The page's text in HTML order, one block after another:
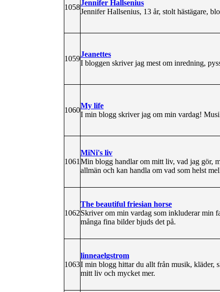
1058
Jennifer Hallsenius
Jennifer Hallsenius, 13 år, stolt hästägare,
1059
Jeanettes
I bloggen skriver jag mest om inredning,
1060
My life
I min blogg skriver jag om min vardag!
1061
MiNi's liv
Min blogg handlar om mitt liv, vad jag gör,
allmän och kan handla om vad som helst
1062
The beautiful friesian horse
Skriver om min vardag som inkluderar min
många fina bilder bjuds det på.
1063
linneaelgstrom
I min blogg hittar du allt från musik, kläder,
mitt liv och mycket mer.